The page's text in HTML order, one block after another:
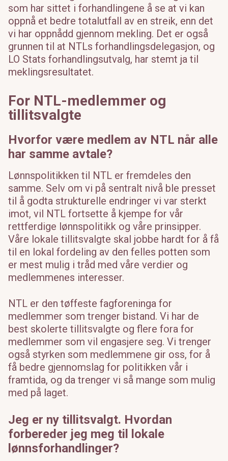
som har sittet i forhandlingene å se at vi kan
oppnå et bedre totalutfall av en streik, enn det
vi har oppnådd gjennom mekling. Det er også
grunnen til at NTLs forhandlingsdelegasjon, og
LO Stats forhandlingsutvalg, har stemt ja til
meklingsresultatet.
For NTL-medlemmer og
tillitsvalgte
Hvorfor være medlem av NTL når alle
har samme avtale?
Lønnspolitikken til NTL er fremdeles den
samme. Selv om vi på sentralt nivå ble presset
til å godta strukturelle endringer vi var sterkt
imot, vil NTL fortsette å kjempe for vår
rettferdige lønnspolitikk og våre prinsipper.
Våre lokale tillitsvalgte skal jobbe hardt for å få
til en lokal fordeling av den felles potten som
er mest mulig i tråd med våre verdier og
medlemmenes interesser.
NTL er den tøffeste fagforeninga for
medlemmer som trenger bistand. Vi har de
best skolerte tillitsvalgte og flere fora for
medlemmer som vil engasjere seg. Vi trenger
også styrken som medlemmene gir oss, for å
få bedre gjennomslag for politikken vår i
framtida, og da trenger vi så mange som mulig
med på laget.
Jeg er ny tillitsvalgt. Hvordan
forbereder jeg meg til lokale
lønnsforhandlinger?